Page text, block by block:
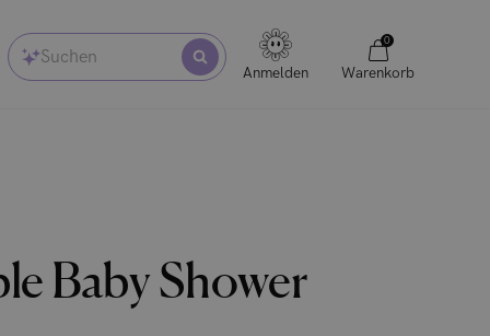
Suchen
Anmelden
0
Warenkorb
Baby Shower